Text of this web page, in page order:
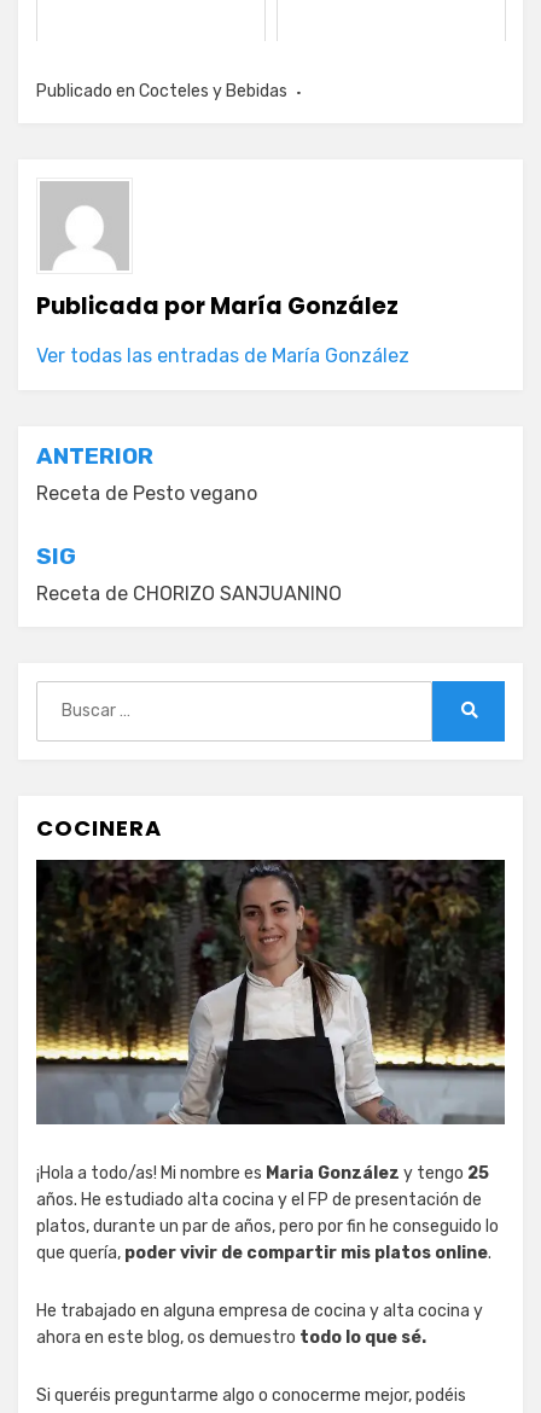
Publicado en Cocteles y Bebidas
Publicada porMaría González
Ver todas las entradas de María González
Navegación
de
entradas
ANTERIOR
Receta de Pesto vegano
SIG
Receta de CHORIZO SANJUANINO
COCINERA
¡Hola a todo/as! Mi nombre es Maria González y tengo 25
años. He estudiado alta cocina y el FP de presentación de
platos, durante un par de años, pero por fin he conseguido lo
que quería, poder vivir de compartir mis platos online.
He trabajado en alguna empresa de cocina y alta cocina y
ahora en este blog, os demuestro todo lo que sé.
Si queréis preguntarme algo o conocerme mejor, podéis